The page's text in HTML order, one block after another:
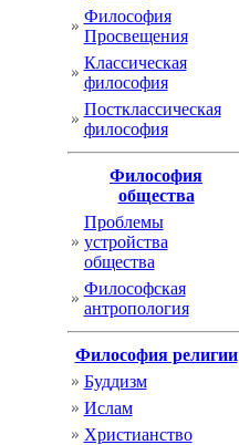
Философия
Просвещения
Классическая
философия
Постклассическая
философия
Философия
общества
Проблемы
устройства
общества
Философская
антропология
Философия религии
Буддизм
Ислам
Христианство